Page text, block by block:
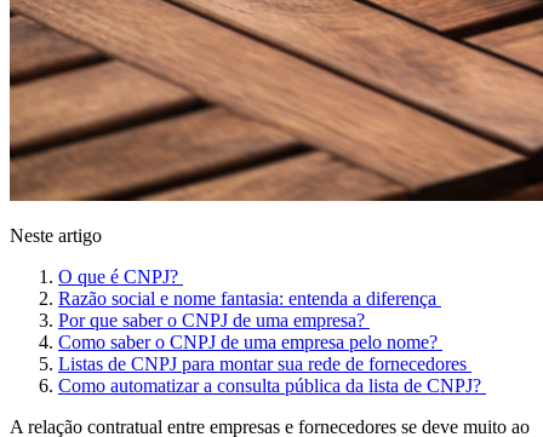
Neste artigo
O que é CNPJ?
Razão social e nome fantasia: entenda a diferença
Por que saber o CNPJ de uma empresa?
Como saber o CNPJ de uma empresa pelo nome?
Listas de CNPJ para montar sua rede de fornecedores
Como automatizar a consulta pública da lista de CNPJ?
A relação contratual entre empresas e fornecedores se deve muito ao